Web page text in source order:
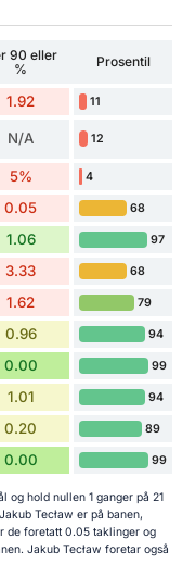
90 eller
%
Prosentil
1.92 11
N/A 12
5% 4
0.05 68
1.06 97
3.33 68
1.62 79
0.96 94
0.00 99
1.01 94
0.20 89
0.00 99
og hold nullen 1 ganger på 21
Tecław er på banen,
de foretatt 0.05 taklinger og
Jakub Tecław foretar også